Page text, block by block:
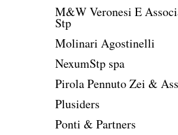
M&W Veronesi E
Stp
Molinari Agostinelli
NexumStp spa
Pirola Pennuto Zei &
Plusiders
Ponti & Partners